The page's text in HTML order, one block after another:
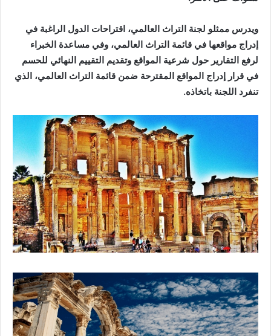
ويدرس ممثلو لجنة التراث العالمي، اقتراحات الدول الراغبة في
إدراج مواقعها في قائمة التراث العالمي، وفي مساعدة الخبراء
لرفع التقارير حول شرعية المواقع وتقديم التقييم النهائي للحسم
في قرار إدراج المواقع المقترحة ضمن قائمة التراث العالمي، الذي
تنفرد اللجنة باتخاذه.